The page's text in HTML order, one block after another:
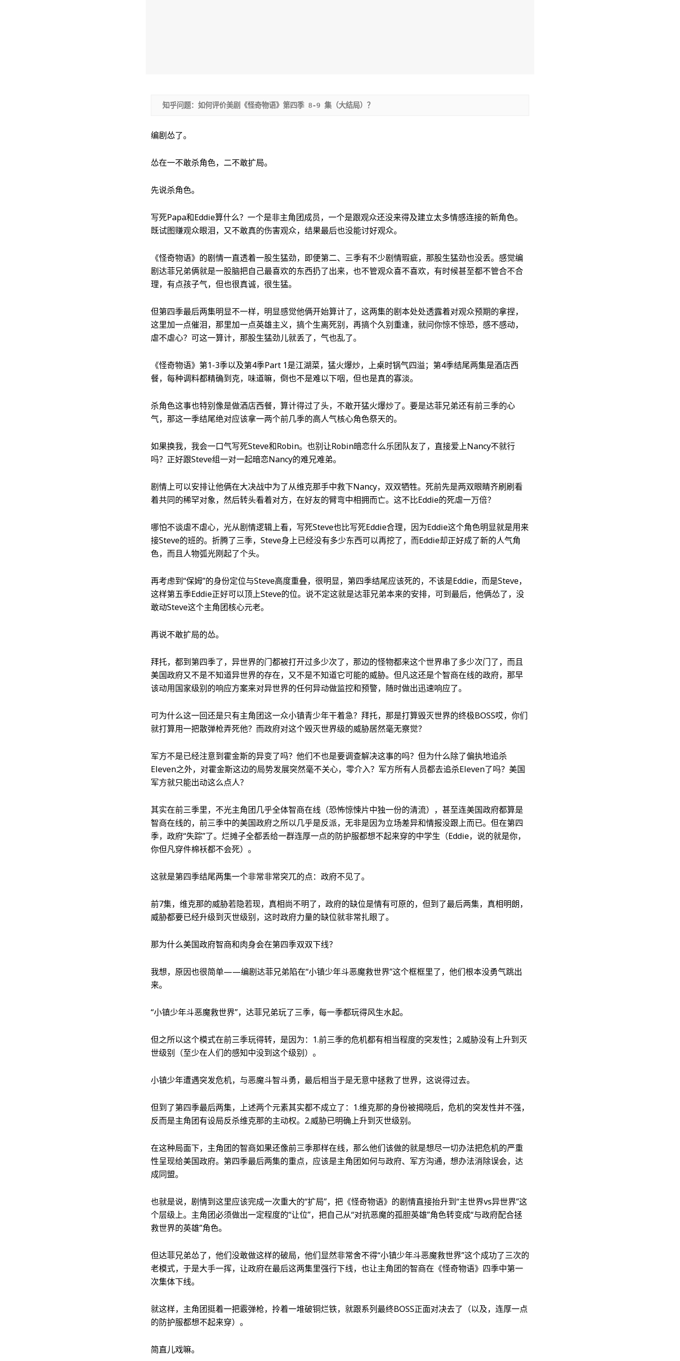
知乎问题：如何评价美剧《怪奇物语》第四季 8-9 集（大结局）？
编剧怂了。
怂在一不敢杀角色，二不敢扩局。
先说杀角色。
写死Papa和Eddie算什么？一个是非主角团成员，一个是跟观众还没来得及建立太多情感连接的新角色。
既试图赚观众眼泪，又不敢真的伤害观众，结果最后也没能讨好观众。
《怪奇物语》的剧情一直透着一股生猛劲，即便第二、三季有不少剧情瑕疵，那股生猛劲也没丢。感觉编
剧达菲兄弟俩就是一股脑把自己最喜欢的东西扔了出来，也不管观众喜不喜欢，有时候甚至都不管合不合
理，有点孩子气，但也很真诚，很生猛。
但第四季最后两集明显不一样，明显感觉他俩开始算计了，这两集的剧本处处透露着对观众预期的拿捏，
这里加一点催泪，那里加一点英雄主义，搞个生离死别，再搞个久别重逢，就问你惊不惊恐，感不感动，
虐不虐心？可这一算计，那股生猛劲儿就丢了，气也乱了。
《怪奇物语》第1-3季以及第4季Part 1是江湖菜，猛火爆炒，上桌时锅气四溢；第4季结尾两集是酒店西
餐，每种调料都精确到克，味道嘛，倒也不是难以下咽，但也是真的寡淡。
杀角色这事也特别像是做酒店西餐，算计得过了头，不敢开猛火爆炒了。要是达菲兄弟还有前三季的心
气，那这一季结尾绝对应该拿一两个前几季的高人气核心角色祭天的。
如果换我，我会一口气写死Steve和Robin。也别让Robin暗恋什么乐团队友了，直接爱上Nancy不就行
吗？正好跟Steve组一对一起暗恋Nancy的难兄难弟。
剧情上可以安排让他俩在大决战中为了从维克那手中救下Nancy，双双牺牲。死前先是两双眼睛齐刷刷看
着共同的稀罕对象，然后转头看着对方，在好友的臂弯中相拥而亡。这不比Eddie的死虐一万倍？
哪怕不谈虐不虐心，光从剧情逻辑上看，写死Steve也比写死Eddie合理，因为Eddie这个角色明显就是用来
接Steve的班的。折腾了三季，Steve身上已经没有多少东西可以再挖了，而Eddie却正好成了新的人气角
色，而且人物弧光刚起了个头。
再考虑到“保姆”的身份定位与Steve高度重叠，很明显，第四季结尾应该死的，不该是Eddie，而是Steve，
这样第五季Eddie正好可以顶上Steve的位。说不定这就是达菲兄弟本来的安排，可到最后，他俩怂了，没
敢动Steve这个主角团核心元老。
再说不敢扩局的怂。
拜托，都到第四季了，异世界的门都被打开过多少次了，那边的怪物都来这个世界串了多少次门了，而且
美国政府又不是不知道异世界的存在，又不是不知道它可能的威胁。但凡这还是个智商在线的政府，那早
该动用国家级别的响应方案来对异世界的任何异动做监控和预警，随时做出迅速响应了。
可为什么这一回还是只有主角团这一众小镇青少年干着急？拜托，那是打算毁灭世界的终极BOSS哎，你们
就打算用一把散弹枪弄死他？而政府对这个毁灭世界级的威胁居然毫无察觉？
军方不是已经注意到霍金斯的异变了吗？他们不也是要调查解决这事的吗？但为什么除了偏执地追杀
Eleven之外，对霍金斯这边的局势发展突然毫不关心，零介入？军方所有人员都去追杀Eleven了吗？美国
军方就只能出动这么点人？
其实在前三季里，不光主角团几乎全体智商在线（恐怖惊悚片中独一份的清流），甚至连美国政府都算是
智商在线的，前三季中的美国政府之所以几乎是反派，无非是因为立场差异和情报没跟上而已。但在第四
季，政府“失踪”了。烂摊子全都丢给一群连厚一点的防护服都想不起来穿的中学生（Eddie，说的就是你，
你但凡穿件棉袄都不会死）。
这就是第四季结尾两集一个非常非常突兀的点：政府不见了。
前7集，维克那的威胁若隐若现，真相尚不明了，政府的缺位是情有可原的，但到了最后两集，真相明朗，
威胁都要已经升级到灭世级别，这时政府力量的缺位就非常扎眼了。
那为什么美国政府智商和肉身会在第四季双双下线？
我想，原因也很简单——编剧达菲兄弟陷在“小镇少年斗恶魔救世界”这个框框里了，他们根本没勇气跳出
来。
“小镇少年斗恶魔救世界”，达菲兄弟玩了三季，每一季都玩得风生水起。
但之所以这个模式在前三季玩得转，是因为：1.前三季的危机都有相当程度的突发性；2.威胁没有上升到灭
世级别（至少在人们的感知中没到这个级别）。
小镇少年遭遇突发危机，与恶魔斗智斗勇，最后相当于是无意中拯救了世界，这说得过去。
但到了第四季最后两集，上述两个元素其实都不成立了：1.维克那的身份被揭晓后，危机的突发性并不强，
反而是主角团有设局反杀维克那的主动权。2.威胁已明确上升到灭世级别。
在这种局面下，主角团的智商如果还像前三季那样在线，那么他们该做的就是想尽一切办法把危机的严重
性呈现给美国政府。第四季最后两集的重点，应该是主角团如何与政府、军方沟通，想办法消除误会，达
成同盟。
也就是说，剧情到这里应该完成一次重大的“扩局”，把《怪奇物语》的剧情直接抬升到“主世界vs异世界”这
个层级上。主角团必须做出一定程度的“让位”，把自己从“对抗恶魔的孤胆英雄”角色转变成“与政府配合拯
救世界的英雄”角色。
但达菲兄弟怂了，他们没敢做这样的破局，他们显然非常舍不得“小镇少年斗恶魔救世界”这个成功了三次的
老模式，于是大手一挥，让政府在最后这两集里强行下线，也让主角团的智商在《怪奇物语》四季中第一
次集体下线。
就这样，主角团挺着一把霰弹枪，拎着一堆破铜烂铁，就跟系列最终BOSS正面对决去了（以及，连厚一点
的防护服都想不起来穿）。
简直儿戏嘛。